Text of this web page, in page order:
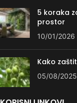
5 koraka
prostor
10/01/2026
Kako
05/08/2025